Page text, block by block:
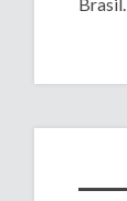
Brasil.